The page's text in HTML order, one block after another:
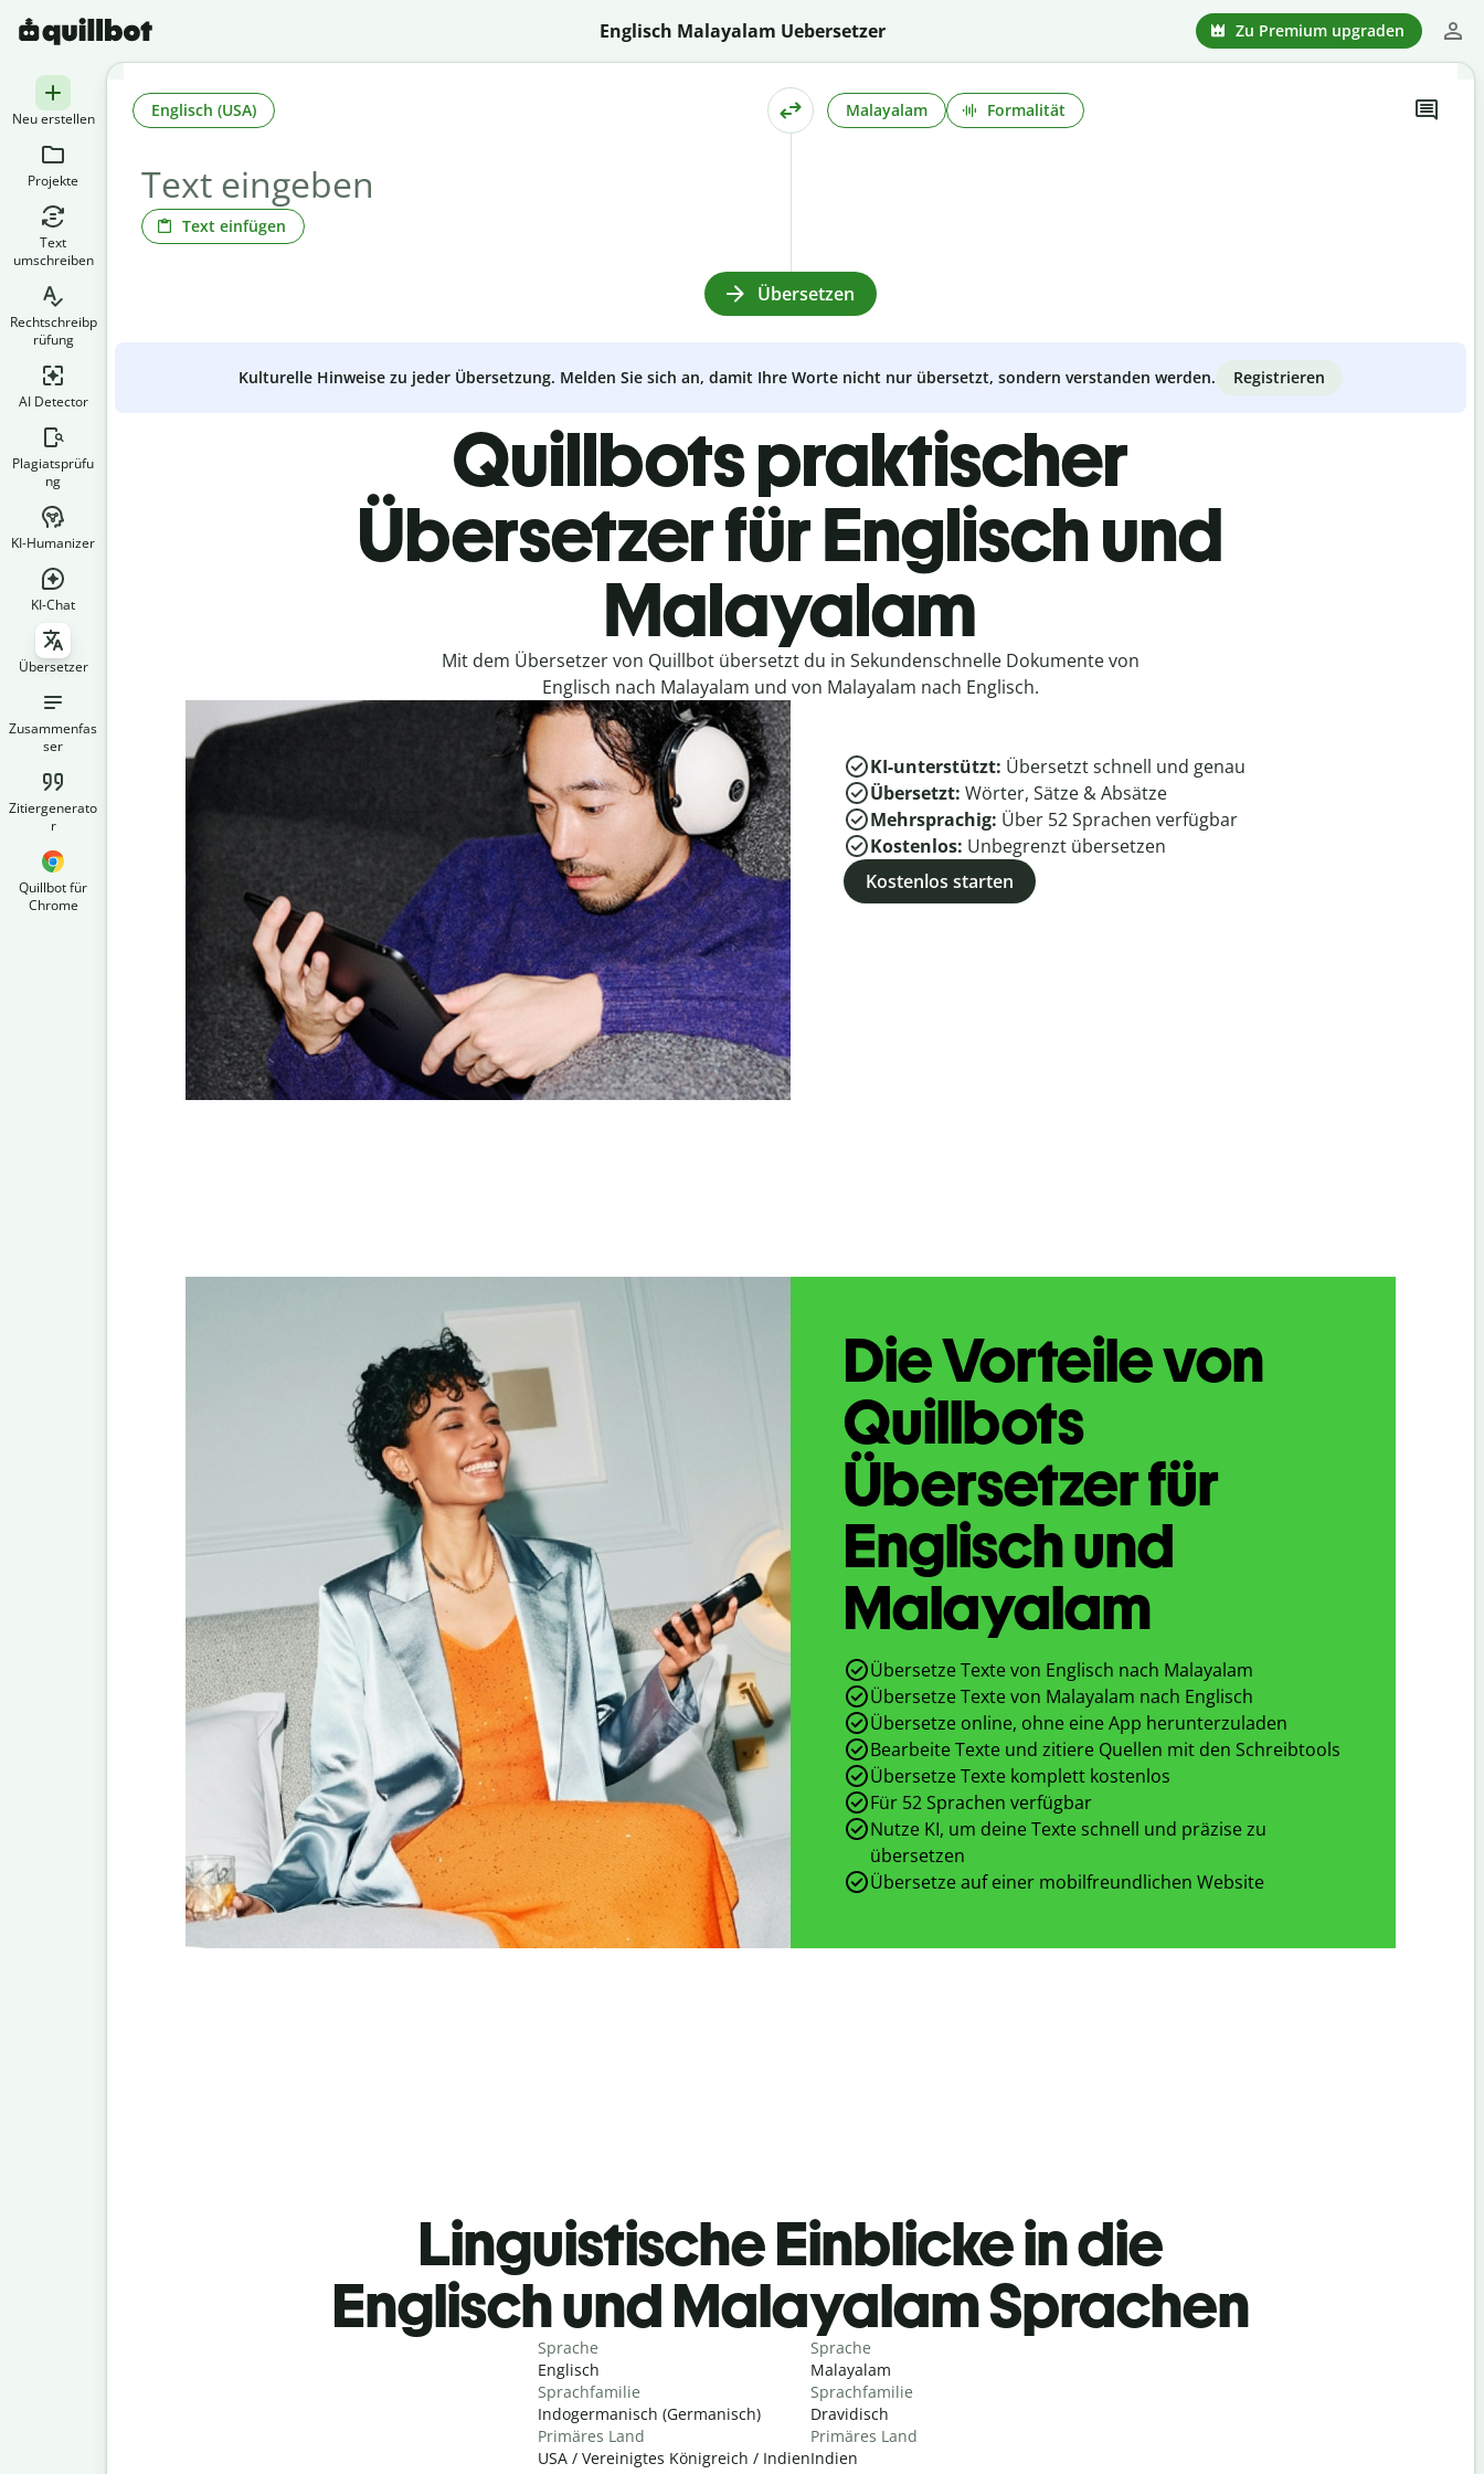
Englisch Malayalam Uebersetzer Zu Premium upgraden
Neu erstellen
Projekte
Text
umschreiben
Rechtschreibp
rüfung
AI Detector
Plagiatsprüfu
ng
KI-Humanizer
KI-Chat
Übersetzer
Zusammenfas
ser
Zitiergenerato
r
Quillbot für
Chrome
Text einfügen
Englisch (USA) Malayalam Formalität
Übersetzen
Kulturelle Hinweise zu jeder Übersetzung. Melden Sie sich an, damit Ihre Worte nicht nur übersetzt, sondern verstanden werden. Registrieren
Quillbots praktischer
Übersetzer für Englisch und
Malayalam
Mit dem Übersetzer von Quillbot übersetzt du in Sekundenschnelle Dokumente von
Englisch nach Malayalam und von Malayalam nach Englisch.
KI-unterstützt: Übersetzt schnell und genau
Übersetzt: Wörter, Sätze & Absätze
Mehrsprachig: Über 52Sprachen verfügbar
Kostenlos: Unbegrenzt übersetzen
Kostenlos starten
Die Vorteile von
Quillbots
Übersetzer für
Englisch und
Malayalam
Übersetze Texte von Englisch nach Malayalam
Übersetze Texte von Malayalam nach Englisch
Übersetze online, ohne eine App herunterzuladen
Bearbeite Texte und zitiere Quellen mit den Schreibtools
Übersetze Texte komplett kostenlos
Für 52 Sprachen verfügbar
Nutze KI, um deine Texte schnell und präzise zu
übersetzen
Übersetze auf einer mobilfreundlichen Website
Linguistische Einblicke in die
Englisch und Malayalam Sprachen
Sprache
Englisch
Sprachfamilie
Indogermanisch (Germanisch)
Primäres Land
USA / Vereinigtes Königreich / Indien
Sprache
Malayalam
Sprachfamilie
Dravidisch
Primäres Land
Indien